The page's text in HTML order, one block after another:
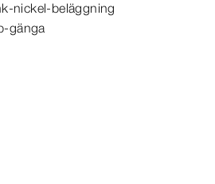
​nickel-​beläggning
​gänga